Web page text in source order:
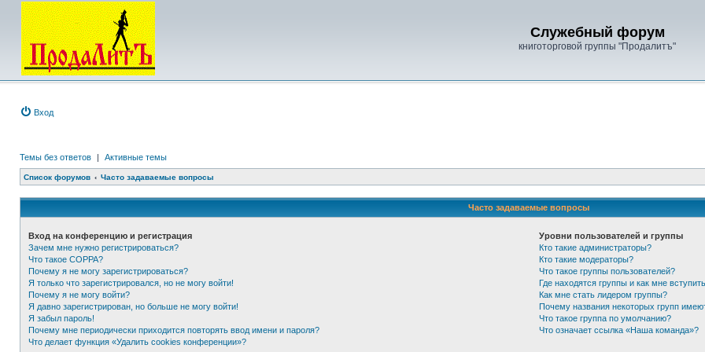
Служебный форум
книготорговой группы "Продалитъ"
Вход
Темы без ответов | Активные темы
Список форумов Часто задаваемые вопросы
Часто задаваемые вопросы
Вход на конференцию и регистрация
Зачем мне нужно регистрироваться?
Что такое COPPA?
Почему я не могу зарегистрироваться?
Я только что зарегистрировался, но не могу войти!
Почему я не могу войти?
Я давно зарегистрирован, но больше не могу войти!
Я забыл пароль!
Почему мне периодически приходится повторять ввод имени и пароля?
Что делает функция «Удалить cookies конференции»?
Уровни пользователей и группы
Кто такие администраторы?
Кто такие модераторы?
Что такое группы пользователей?
Где находятся группы и как мне
Как мне стать лидером группы?
Почему названия некоторых групп
Что такое группа по умолчанию?
Что означает ссылка «Наша команда»?